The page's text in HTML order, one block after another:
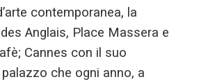
contemporanea, la
Anglais, Place Massera e
Cannes con il suo
che ogni anno, a